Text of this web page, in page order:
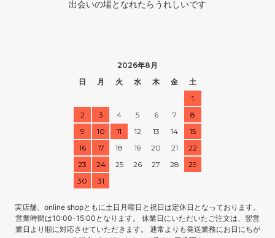
出会いの場となれたらうれしいです
2026年8月
日
月 火 水 木 金
土
1
2
3 4 5 6 7
8
9
10 11 12 13 14
15
16
17 18 19 20 21
22
23
24 25 26 27 28
29
30
31
実店舗、online shopともに土日月曜日と祝日は定休日となっております。
営業時間は10:00-15:00となります。 休業日にいただいたご注文は、翌営
業日より順に対応させていただきます。 通常よりも発送業務にお日にちが